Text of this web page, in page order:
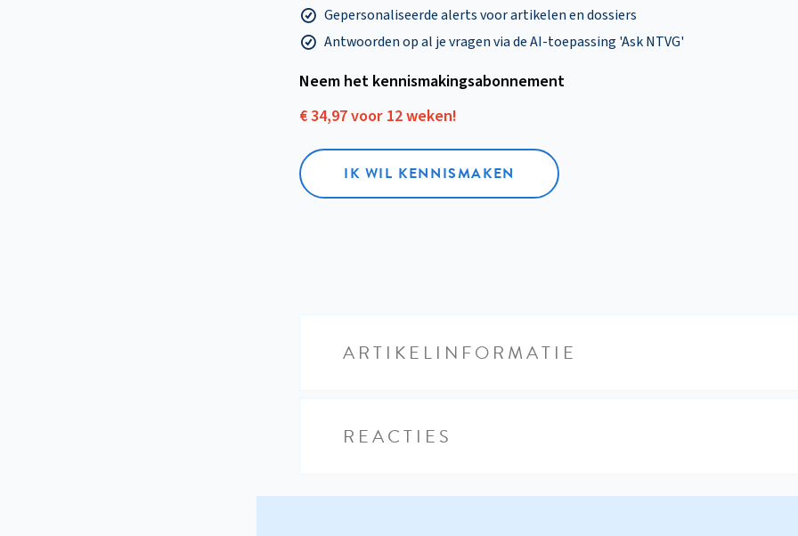
Gepersonaliseerde alerts voor artikelen en dossiers
Antwoorden op al je vragen via de AI-toepassing 'Ask NTVG'
Neem het kennismakings­abonnement
€ 34,97 voor 12 weken!
IK WIL KENNISMAKEN
ARTIKELINFORMATIE
REACTIES